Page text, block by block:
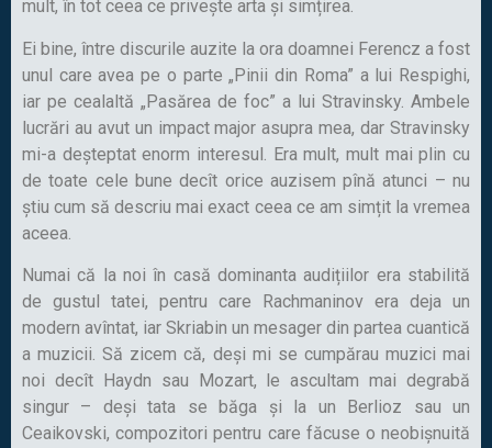
mult, în tot ceea ce privește arta și simțirea.
Ei bine, între discurile auzite la ora doamnei Ferencz a fost
unul care avea pe o parte „Pinii din Roma” a lui Respighi,
iar pe cealaltă „Pasărea de foc” a lui Stravinsky. Ambele
lucrări au avut un impact major asupra mea, dar Stravinsky
mi-a deșteptat enorm interesul. Era mult, mult mai plin cu
de toate cele bune decît orice auzisem pînă atunci – nu
știu cum să descriu mai exact ceea ce am simțit la vremea
aceea.
Numai că la noi în casă dominanta audițiilor era stabilită
de gustul tatei, pentru care Rachmaninov era deja un
modern avîntat, iar Skriabin un mesager din partea cuantică
a muzicii. Să zicem că, deși mi se cumpărau muzici mai
noi decît Haydn sau Mozart, le ascultam mai degrabă
singur – deși tata se băga și la un Berlioz sau un
Ceaikovski, compozitori pentru care făcuse o neobișnuită